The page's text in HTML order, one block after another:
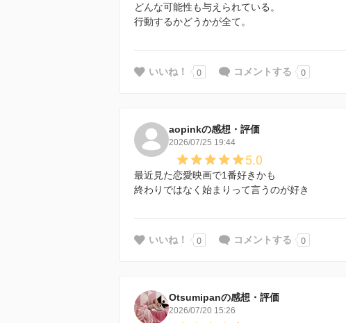
どんな可能性も与えられている。
行動するかどうかが全て。
いいね！ 0 コメントする 0
aopinkの感想・評価
2026/07/25 19:44
5.0
最近見た恋愛映画で1番好きかも
終わりではなく始まりって言うのが好き
いいね！ 0 コメントする 0
Otsumipanの感想・評価
2026/07/20 15:26